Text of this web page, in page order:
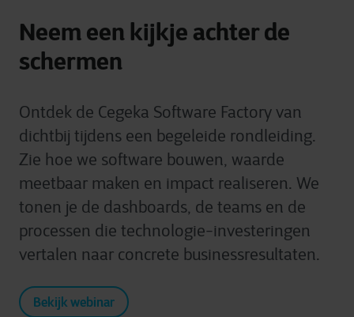
Neem een kijkje achter de
schermen
Ontdek de Cegeka Software Factory van
dichtbij tijdens een begeleide rondleiding.
Zie hoe we software bouwen, waarde
meetbaar maken en impact realiseren. We
tonen je de dashboards, de teams en de
processen die technologie-investeringen
vertalen naar concrete businessresultaten.
Bekijk webinar